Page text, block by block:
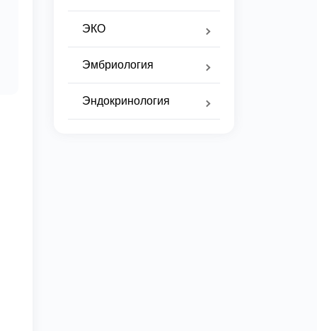
ЭКО
Эмбриология
Эндокринология